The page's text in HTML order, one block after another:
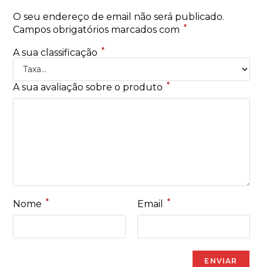
O seu endereço de email não será publicado.
Campos obrigatórios marcados com *
A sua classificação *
A sua avaliação sobre o produto *
Nome * Email *